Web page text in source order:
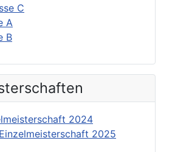
C
A
B
2024
2025